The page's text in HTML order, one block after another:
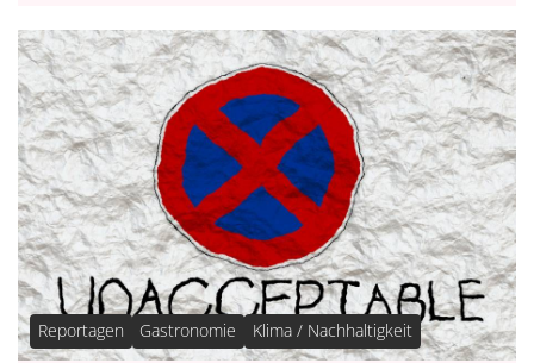
Reportagen Gastronomie Klima / Nachhaltigkeit